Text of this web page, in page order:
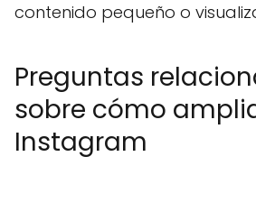
contenido pequeño o
Preguntas
sobre cómo
Instagram